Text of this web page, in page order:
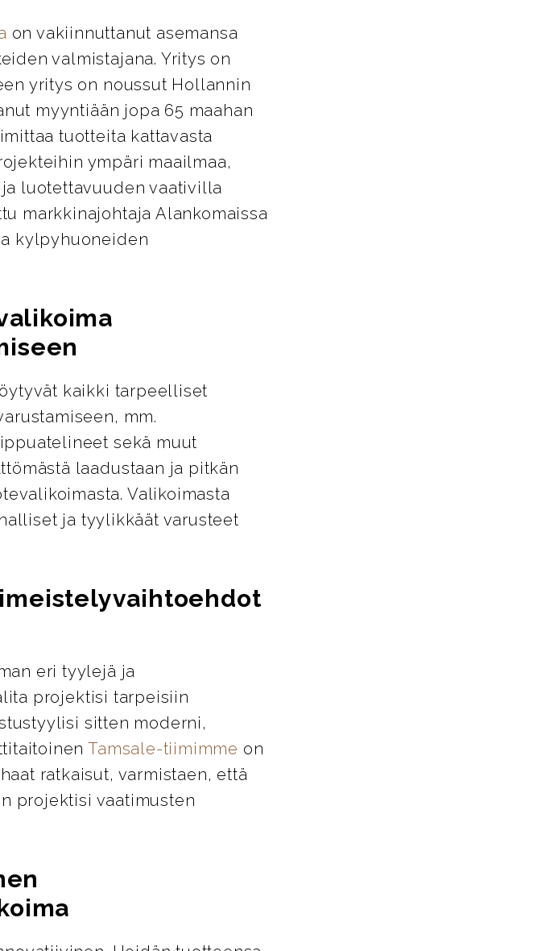
on vakiinnuttanut asemansa
valmistajana. Yritys on
yritys on noussut Hollannin
myyntiään jopa 65 maahan
tuotteita kattavasta
ympäri maailmaa,
luotettavuuden vaativilla
markkinajohtaja Alankomaissa
kylpyhuoneiden
kaikki tarpeelliset
mm.
sekä muut
laadustaan ja pitkän
Valikoimasta
ja tyylikkäät varusteet
eri tyylejä ja
projektisi tarpeisiin
sitten moderni,
Tamsale-tiimimme on
ratkaisut, varmistaen, että
projektisi vaatimusten